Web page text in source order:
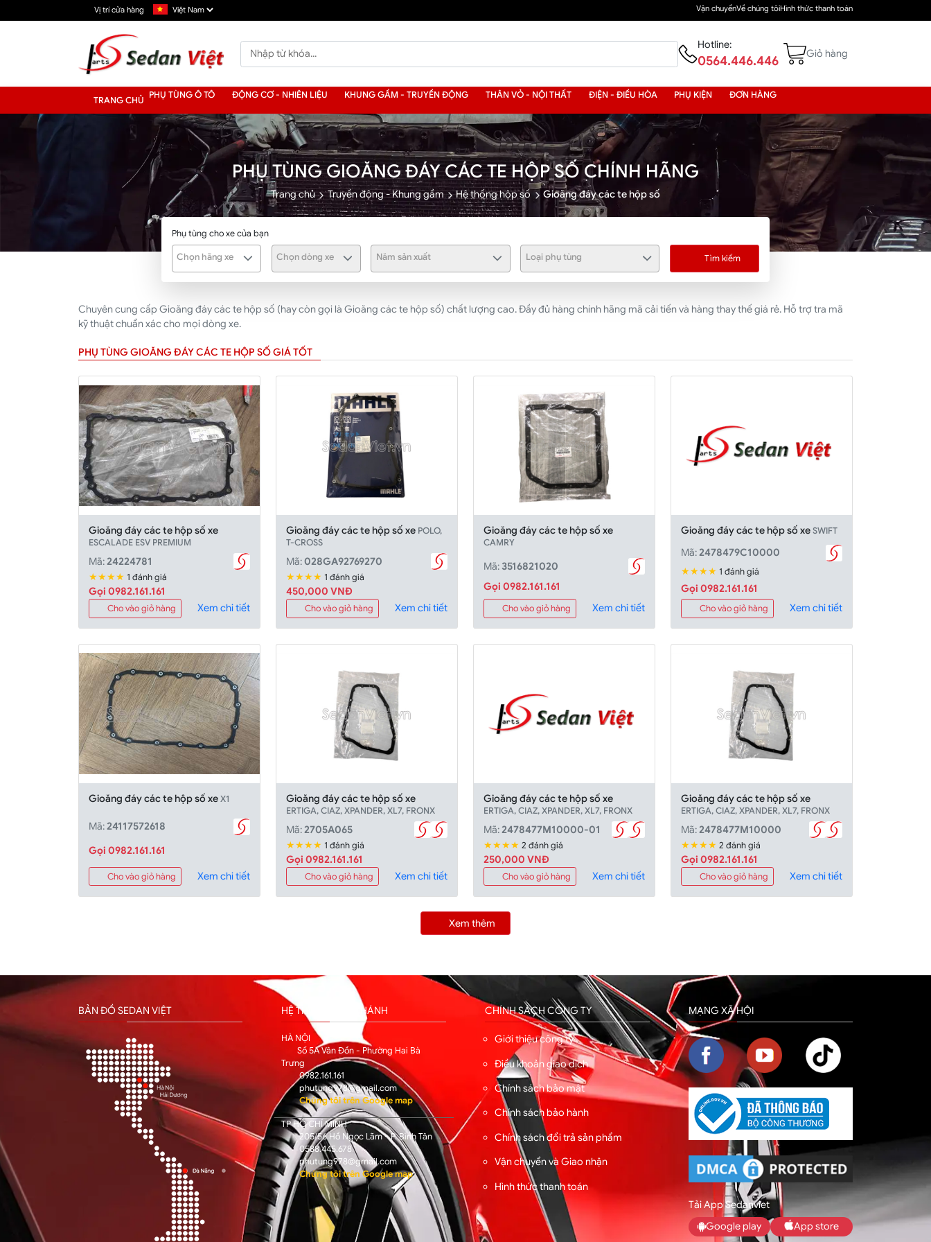
Vị trí cửa hàng Vận chuyểnVề chúng tôiHình thức thanh toán
Hotline:
0564.446.446 Giỏ hàng
TRANG CHỦ PHỤ TÙNG Ô TÔ ĐỘNG CƠ - NHIÊN LIỆU KHUNG GẦM - TRUYỀN ĐỘNG THÂN VỎ - NỘI THẤT ĐIỆN - ĐIỀU HÒA PHỤ KIỆN ĐƠN HÀNG
PHỤ TÙNG GIOĂNG ĐÁY CÁC TE HỘP SỐ CHÍNH HÃNG
Trang chủ Truyền động - Khung gầm Hệ thống hộp số Gioăng đáy các te hộp số
Phụ tùng cho xe của bạn
Chọn hãng xe Chọn dòng xe Năm sản xuất Loại phụ tùng Tìm kiếm
Chuyên cung cấp Gioăng đáy các te hộp số (hay còn gọi là Gioăng các te hộp số) chất lượng cao. Đầy đủ hàng chính hãng mã cải tiến và hàng thay thế giá rẻ. Hỗ trợ tra mã
kỹ thuật chuẩn xác cho mọi dòng xe.
PHỤ TÙNG GIOĂNG ĐÁY CÁC TE HỘP SỐ GIÁ TỐT
Gioăng đáy các te hộp số xe
ESCALADE ESV PREMIUM
Mã:24224781
★★★★ 1 đánh giá
Gọi 0982.161.161
Cho vào giỏ hàng Xem chi tiết
Gioăng đáy các te hộp số xe POLO,
T-CROSS
Mã:028GA92769270
★★★★ 1 đánh giá
450,000 VNĐ
Cho vào giỏ hàng Xem chi tiết
Gioăng đáy các te hộp số xe
CAMRY
Mã: 3516821020
Gọi 0982.161.161
Cho vào giỏ hàng Xem chi tiết
Gioăng đáy các te hộp số xeSWIFT
Mã:2478479C10000
★★★★ 1 đánh giá
Gọi 0982.161.161
Cho vào giỏ hàng Xem chi tiết
Gioăng đáy các te hộp số xeX1
Mã:24117572618
Gọi 0982.161.161
Cho vào giỏ hàng Xem chi tiết
Gioăng đáy các te hộp số xe
ERTIGA, CIAZ, XPANDER, XL7, FRONX
Mã:2705A065
★★★★ 1 đánh giá
Gọi 0982.161.161
Cho vào giỏ hàng Xem chi tiết
Gioăng đáy các te hộp số xe
ERTIGA, CIAZ, XPANDER, XL7, FRONX
Mã:2478477M10000-01
★★★★ 2 đánh giá
250,000 VNĐ
Cho vào giỏ hàng Xem chi tiết
Gioăng đáy các te hộp số xe
ERTIGA, CIAZ, XPANDER, XL7, FRONX
Mã:2478477M10000
★★★★ 2 đánh giá
Gọi 0982.161.161
Cho vào giỏ hàng Xem chi tiết
Xem thêm
BẢN ĐỒ SEDAN VIỆT HỆ THỐNG CHI NHÁNH
HÀ NỘI
Số 5A Vân Đồn - Phường Hai Bà
Trưng
0982.161.161
phutung978@gmail.com
Chúng tôi trên Google map
TP HỒ CHÍ MINH
205/56 Hồ Ngọc Lãm - P. Bình Tân
0588.445.678
phutung978@gmail.com
Chúng tôi trên Google map
CHÍNH SÁCH CÔNG TY
Giới thiệu công ty
Điều khoản giao dịch
Chính sách bảo mật
Chính sách bảo hành
Chính sách đổi trả sản phẩm
Vận chuyển và Giao nhận
Hình thức thanh toán
MẠNG XÃ HỘI
Tải App Sedanviet
Google play
App store